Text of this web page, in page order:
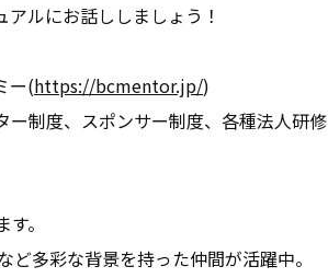
ルにお話ししましょう！
ー(https://bcmentor.jp/)
制度、スポンサー制度、各種法人研修
。
多彩な背景を持った仲間が活躍中。